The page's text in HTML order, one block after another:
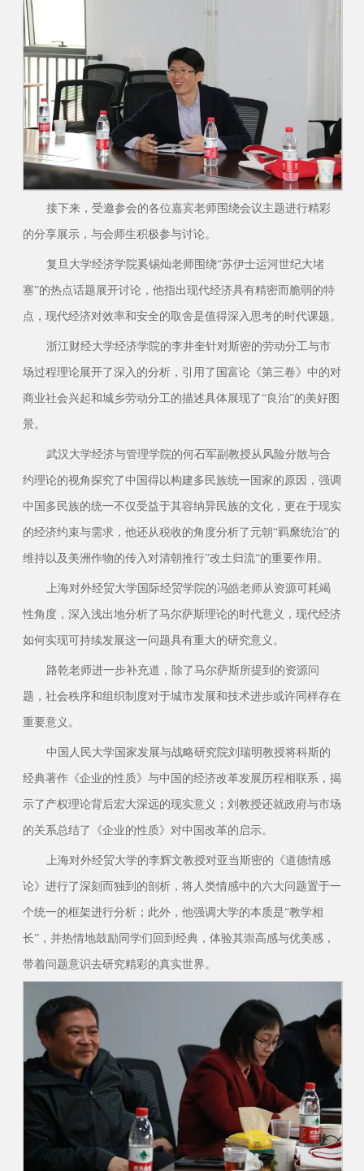
接下来，受邀参会的各位嘉宾老师围绕会议主题进行精彩
的分享展示，与会师生积极参与讨论。
复旦大学经济学院奚锡灿老师围绕“苏伊士运河世纪大堵
塞”的热点话题展开讨论，他指出现代经济具有精密而脆弱的特
点，现代经济对效率和安全的取舍是值得深入思考的时代课题。
浙江财经大学经济学院的李井奎针对斯密的劳动分工与市
场过程理论展开了深入的分析，引用了国富论《第三卷》中的对
商业社会兴起和城乡劳动分工的描述具体展现了“良治”的美好图
景。
武汉大学经济与管理学院的何石军副教授从风险分散与合
约理论的视角探究了中国得以构建多民族统一国家的原因，强调
中国多民族的统一不仅受益于其容纳异民族的文化，更在于现实
的经济约束与需求，他还从税收的角度分析了元朝“羁縻统治”的
维持以及美洲作物的传入对清朝推行”改土归流“的重要作用。
上海对外经贸大学国际经贸学院的冯皓老师从资源可耗竭
性角度，深入浅出地分析了马尔萨斯理论的时代意义，现代经济
如何实现可持续发展这一问题具有重大的研究意义。
路乾老师进一步补充道，除了马尔萨斯所提到的资源问
题，社会秩序和组织制度对于城市发展和技术进步或许同样存在
重要意义。
中国人民大学国家发展与战略研究院刘瑞明教授将科斯的
经典著作《企业的性质》与中国的经济改革发展历程相联系，揭
示了产权理论背后宏大深远的现实意义；刘教授还就政府与市场
的关系总结了《企业的性质》对中国改革的启示。
上海对外经贸大学的李辉文教授对亚当斯密的《道德情感
论》进行了深刻而独到的剖析，将人类情感中的六大问题置于一
个统一的框架进行分析；此外，他强调大学的本质是“教学相
长”，并热情地鼓励同学们回到经典，体验其崇高感与优美感，
带着问题意识去研究精彩的真实世界。